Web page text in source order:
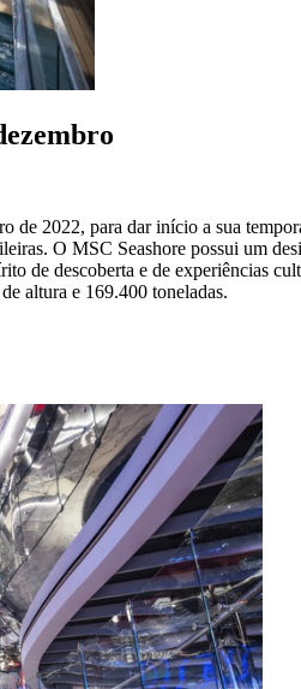
2022, para dar início a sua
O MSC Seashore possui um
de descoberta e de experiências
altura e 169.400 toneladas.